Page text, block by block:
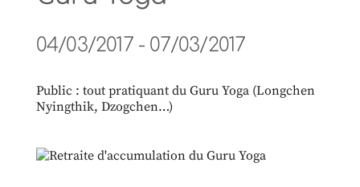
04/03/2017 - 07/03/2017
Public : tout pratiquant du Guru Yoga (Longchen
Nyingthik, Dzogchen…)